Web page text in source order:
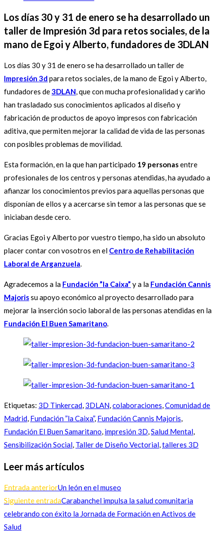
Los días 30 y 31 de enero se ha desarrollado un
taller de Impresión 3d para retos sociales, de la
mano de Egoi y Alberto, fundadores de 3DLAN
Los días 30 y 31 de enero se ha desarrollado un taller de
Impresión 3d para retos sociales, de la mano de Egoi y Alberto,
fundadores de3DLAN, que con mucha profesionalidad y cariño
han trasladado sus conocimientos aplicados al diseño y
fabricación de productos de apoyo impresos con fabricación
aditiva, que permiten mejorar la calidad de vida de las personas
con posibles problemas de movilidad.
Esta formación, en la que han participado 19 personasentre
profesionales de los centros y personas atendidas, ha ayudado a
afianzar los conocimientos previos para aquellas personas que
disponían de ellos y a acercarse sin temor a las personas que se
iniciaban desde cero.
Gracias Egoi y Alberto por vuestro tiempo, ha sido un absoluto
placer contar con vosotros en el Centro de Rehabilitación
Laboral de Arganzuela.
Agradecemos a la Fundación ”la Caixa” y a la Fundación Cannis
Majorissu apoyo económico al proyecto desarrollado para
mejorar la inserción socio laboral de las personas atendidas en la
Fundación El Buen Samaritano.
Etiquetas: 3D Tinkercad, 3DLAN,colaboraciones,Comunidad de
Madrid, Fundación ”la Caixa”, Fundación Cannis Majoris,
Fundación El Buen Samaritano, impresión 3D,Salud Mental,
Sensibilización Social, Taller de Diseño Vectorial,talleres 3D
Leer más artículos
Entrada anteriorUn león en el museo
Siguiente entradaCarabanchel impulsa la salud comunitaria
celebrando con éxito la Jornada de Formación en Activos de
Salud